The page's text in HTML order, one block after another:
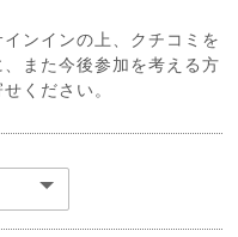
ンインの上、クチコミを
また今後参加を考える方
ください。